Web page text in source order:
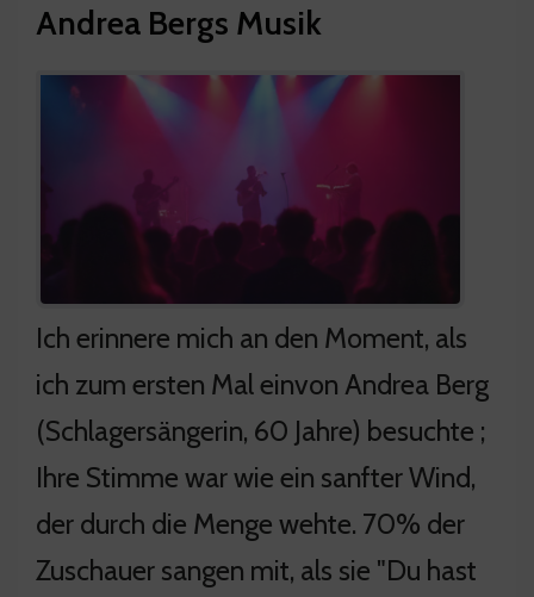
Andrea Bergs Musik
Ich erinnere mich an den Moment, als
ich zum ersten Mal einvon Andrea Berg
(Schlagersängerin, 60 Jahre) besuchte ;
Ihre Stimme war wie ein sanfter Wind,
der durch die Menge wehte. 70% der
Zuschauer sangen mit, als sie "Du hast